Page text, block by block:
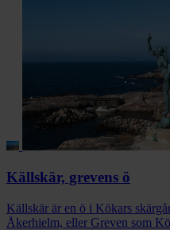
Källskär, grevens ö
Källskär är en ö i Kökars
Åkerhielm, eller Greven som